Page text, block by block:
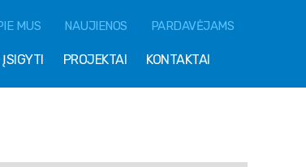
MUS NAUJIENOS PARDAVĖJAMS
ĮSIGYTI PROJEKTAI KONTAKTAI